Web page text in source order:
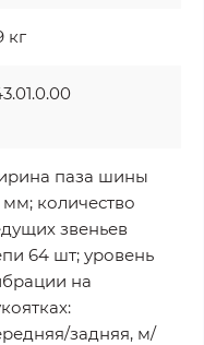
кг
паза шины
мм; количество
звеньев
64 шт; уровень
на
задняя, м/